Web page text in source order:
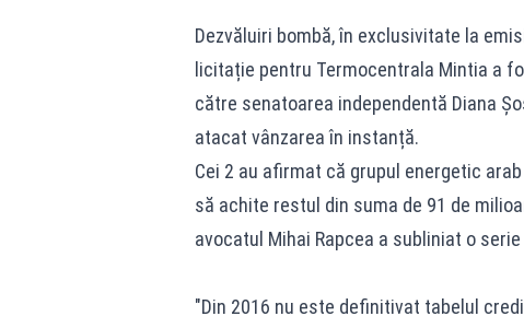
Dezvăluiri bombă, în exclusivitate la
licitație pentru Termocentrala Mintia a
către senatoarea independentă Diana
atacat vânzarea în instanță.
Cei 2 au afirmat că grupul energetic
să achite restul din suma de 91 de
avocatul Mihai Rapcea a subliniat o
"Din 2016 nu este definitivat tabelul